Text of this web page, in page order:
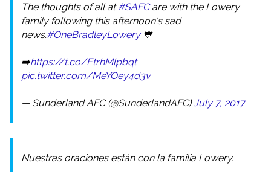
The thoughts of all at#SAFCare with the Lowery
family following this afternoon's sad
news.#OneBradleyLowery💙
➡️https://t.co/EtrhMlpbqt
pic.twitter.com/MeYOey4d3v
— Sunderland AFC (@SunderlandAFC)July 7, 2017
Nuestras oraciones están con la familia Lowery.